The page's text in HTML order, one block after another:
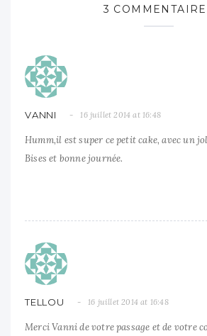
3
VANNI 16 juillet 2014 at 16:48
Humm,il est super ce petit cake, avec un
Bises et bonne journée.
TELLOU 16 juillet 2014 at 16:48
Merci Vanni de votre passage et de votre